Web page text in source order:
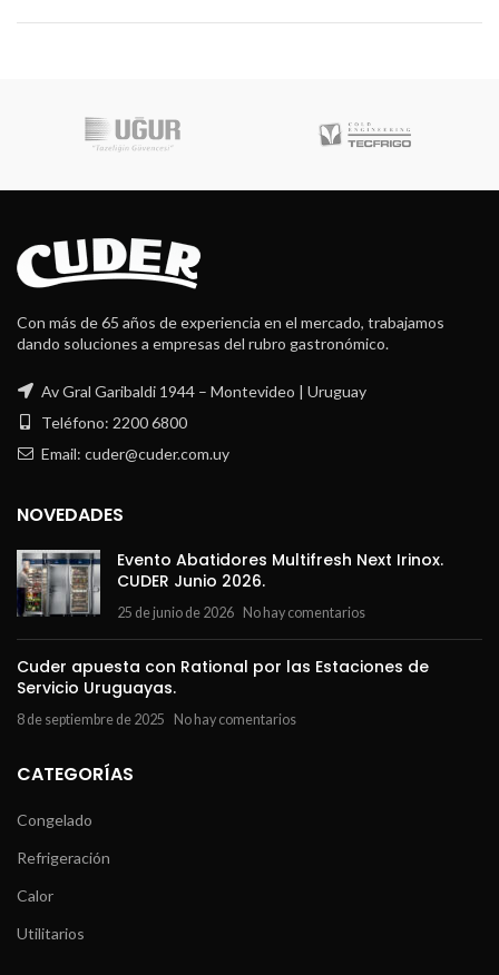
Con más de 65 años de experiencia en el mercado, trabajamos
dando soluciones a empresas del rubro gastronómico.
Av Gral Garibaldi 1944 – Montevideo | Uruguay
Teléfono: 2200 6800
Email: cuder@cuder.com.uy
NOVEDADES
Evento Abatidores Multifresh Next Irinox.
CUDER Junio 2026.
25 de junio de 2026 No hay comentarios
Cuder apuesta con Rational por las Estaciones de
Servicio Uruguayas.
8 de septiembre de 2025 No hay comentarios
CATEGORÍAS
Congelado
Refrigeración
Calor
Utilitarios